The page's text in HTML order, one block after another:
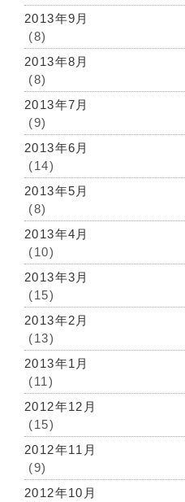
2013年9月
(8)
2013年8月
(8)
2013年7月
(9)
2013年6月
(14)
2013年5月
(8)
2013年4月
(10)
2013年3月
(15)
2013年2月
(13)
2013年1月
(11)
2012年12月
(15)
2012年11月
(9)
2012年10月